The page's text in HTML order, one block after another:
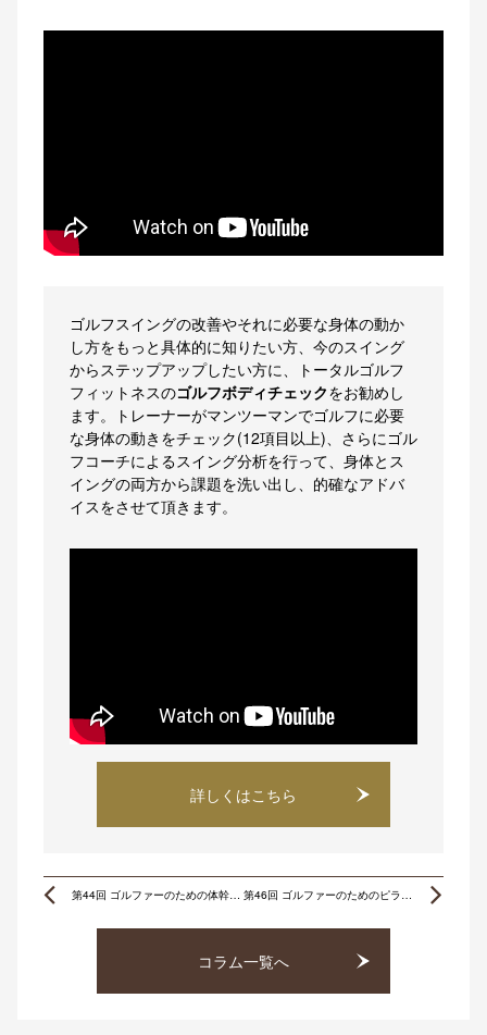
ゴルフスイングの改善やそれに必要な身体の動か
し方をもっと具体的に知りたい方、今のスイング
からステップアップしたい方に、トータルゴルフ
フィットネスのゴルフボディチェックをお勧めし
ます。トレーナーがマンツーマンでゴルフに必要
な身体の動きをチェック(12項目以上)、さらにゴル
フコーチによるスイング分析を行って、身体とス
イングの両方から課題を洗い出し、的確なアドバ
イスをさせて頂きます。
詳しくはこちら
Prev 第44回 ゴルファーのための体幹トレーニング 第46回 ゴルファーのためのピラティス 〜アドバンス編〜
コラム一覧へ